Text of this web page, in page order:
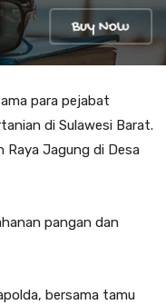
para pejabat
di Sulawesi Barat.
Raya Jagung di Desa
pangan dan
bersama tamu